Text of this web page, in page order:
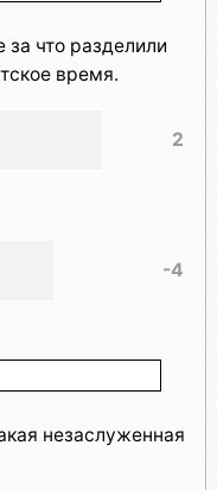
что разделили
время.
2
-4
незаслуженная